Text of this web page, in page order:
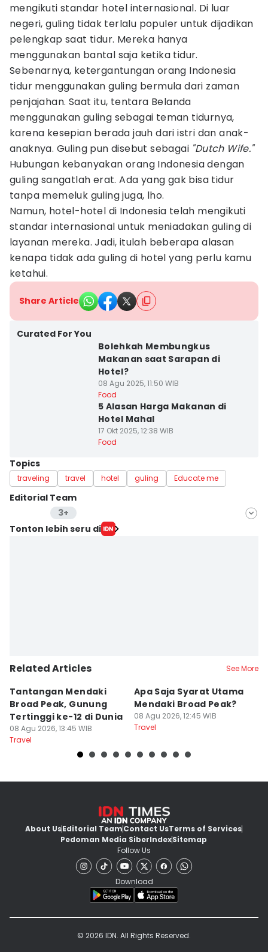
mengikuti standar hotel internasional. Di luar
negeri, guling tidak terlalu populer untuk dijadikan
pelengkap saat tidur. Mereka hanya
menggunakan bantal saja ketika tidur.
Sebenarnya, ketergantungan orang Indonesia
tidur menggunakan guling bermula dari zaman
penjajahan. Saat itu, tentara Belanda
menggunakan guling sebagai teman tidurnya,
karena kesepian berada jauh dari istri dan anak-
anaknya. Guling pun disebut sebagai "Dutch Wife."
Hubungan kebanyakan orang Indonesia dengan
guling sangatlah erat. Ada yang gak bisa tidur
tanpa memeluk guling juga, lho.
Namun, hotel-hotel di Indonesia telah mengikuti
standar internasional untuk meniadakan guling di
layanan mereka. Jadi, itulah beberapa alasan
kenapa tidak ada guling di hotel yang perlu kamu
ketahui.
Share Article
Curated For You
Bolehkah Membungkus
Makanan saat Sarapan di
Hotel?
08 Agu 2025, 11:50 WIB
Food
5 Alasan Harga Makanan di
Hotel Mahal
17 Okt 2025, 12:38 WIB
Food
Topics
traveling travel hotel guling Educate me
Editorial Team
3+
Editor
Tonton lebih seru di
Related Articles See More
Tantangan Mendaki
Broad Peak, Gunung
Tertinggi ke-12 di Dunia
08 Agu 2026, 13:45 WIB
Travel
Apa Saja Syarat Utama
Mendaki Broad Peak?
08 Agu 2026, 12:45 WIB
Travel
About UsEditorial TeamContact UsTerms of Services
Pedoman Media SiberIndexSitemap
Follow Us
Download
© 2026 IDN. All Rights Reserved.